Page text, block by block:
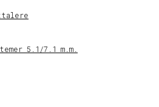
5.1/7.1 m.m.